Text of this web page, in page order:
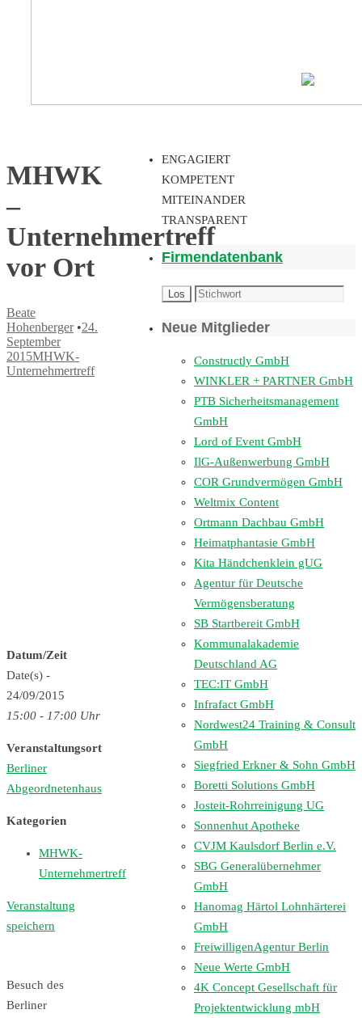
MHWK
–
Unternehmertreff
vor Ort
Beate
Hohenberger •24.
September
2015MHWK-
Unternehmertreff
Datum/Zeit
Date(s) -
24/09/2015
15:00 - 17:00 Uhr
Veranstaltungsort
Berliner
Abgeordnetenhaus
Kategorien
MHWK-
Unternehmertreff
Veranstaltung
speichern
Besuch des
Berliner
ENGAGIERT
KOMPETENT
MITEINANDER
TRANSPARENT
Firmendatenbank
Neue Mitglieder
Constructly GmbH
WINKLER + PARTNER GmbH
PTB Sicherheitsmanagement
GmbH
Lord of Event GmbH
IlG-Außenwerbung GmbH
COR Grundvermögen GmbH
Weltmix Content
Ortmann Dachbau GmbH
Heimatphantasie GmbH
Kita Händchenklein gUG
Agentur für Deutsche
Vermögensberatung
SB Startbereit GmbH
Kommunalakademie
Deutschland AG
TEC:IT GmbH
Infrafact GmbH
Nordwest24 Training & Consult
GmbH
Siegfried Erkner & Sohn GmbH
Boretti Solutions GmbH
Josteit-Rohrreinigung UG
Sonnenhut Apotheke
CVJM Kaulsdorf Berlin e.V.
SBG Generalübernehmer
GmbH
Hanomag Härtol Lohnhärterei
GmbH
FreiwilligenAgentur Berlin
Neue Werte GmbH
4K Concept Gesellschaft für
Projektentwicklung mbH